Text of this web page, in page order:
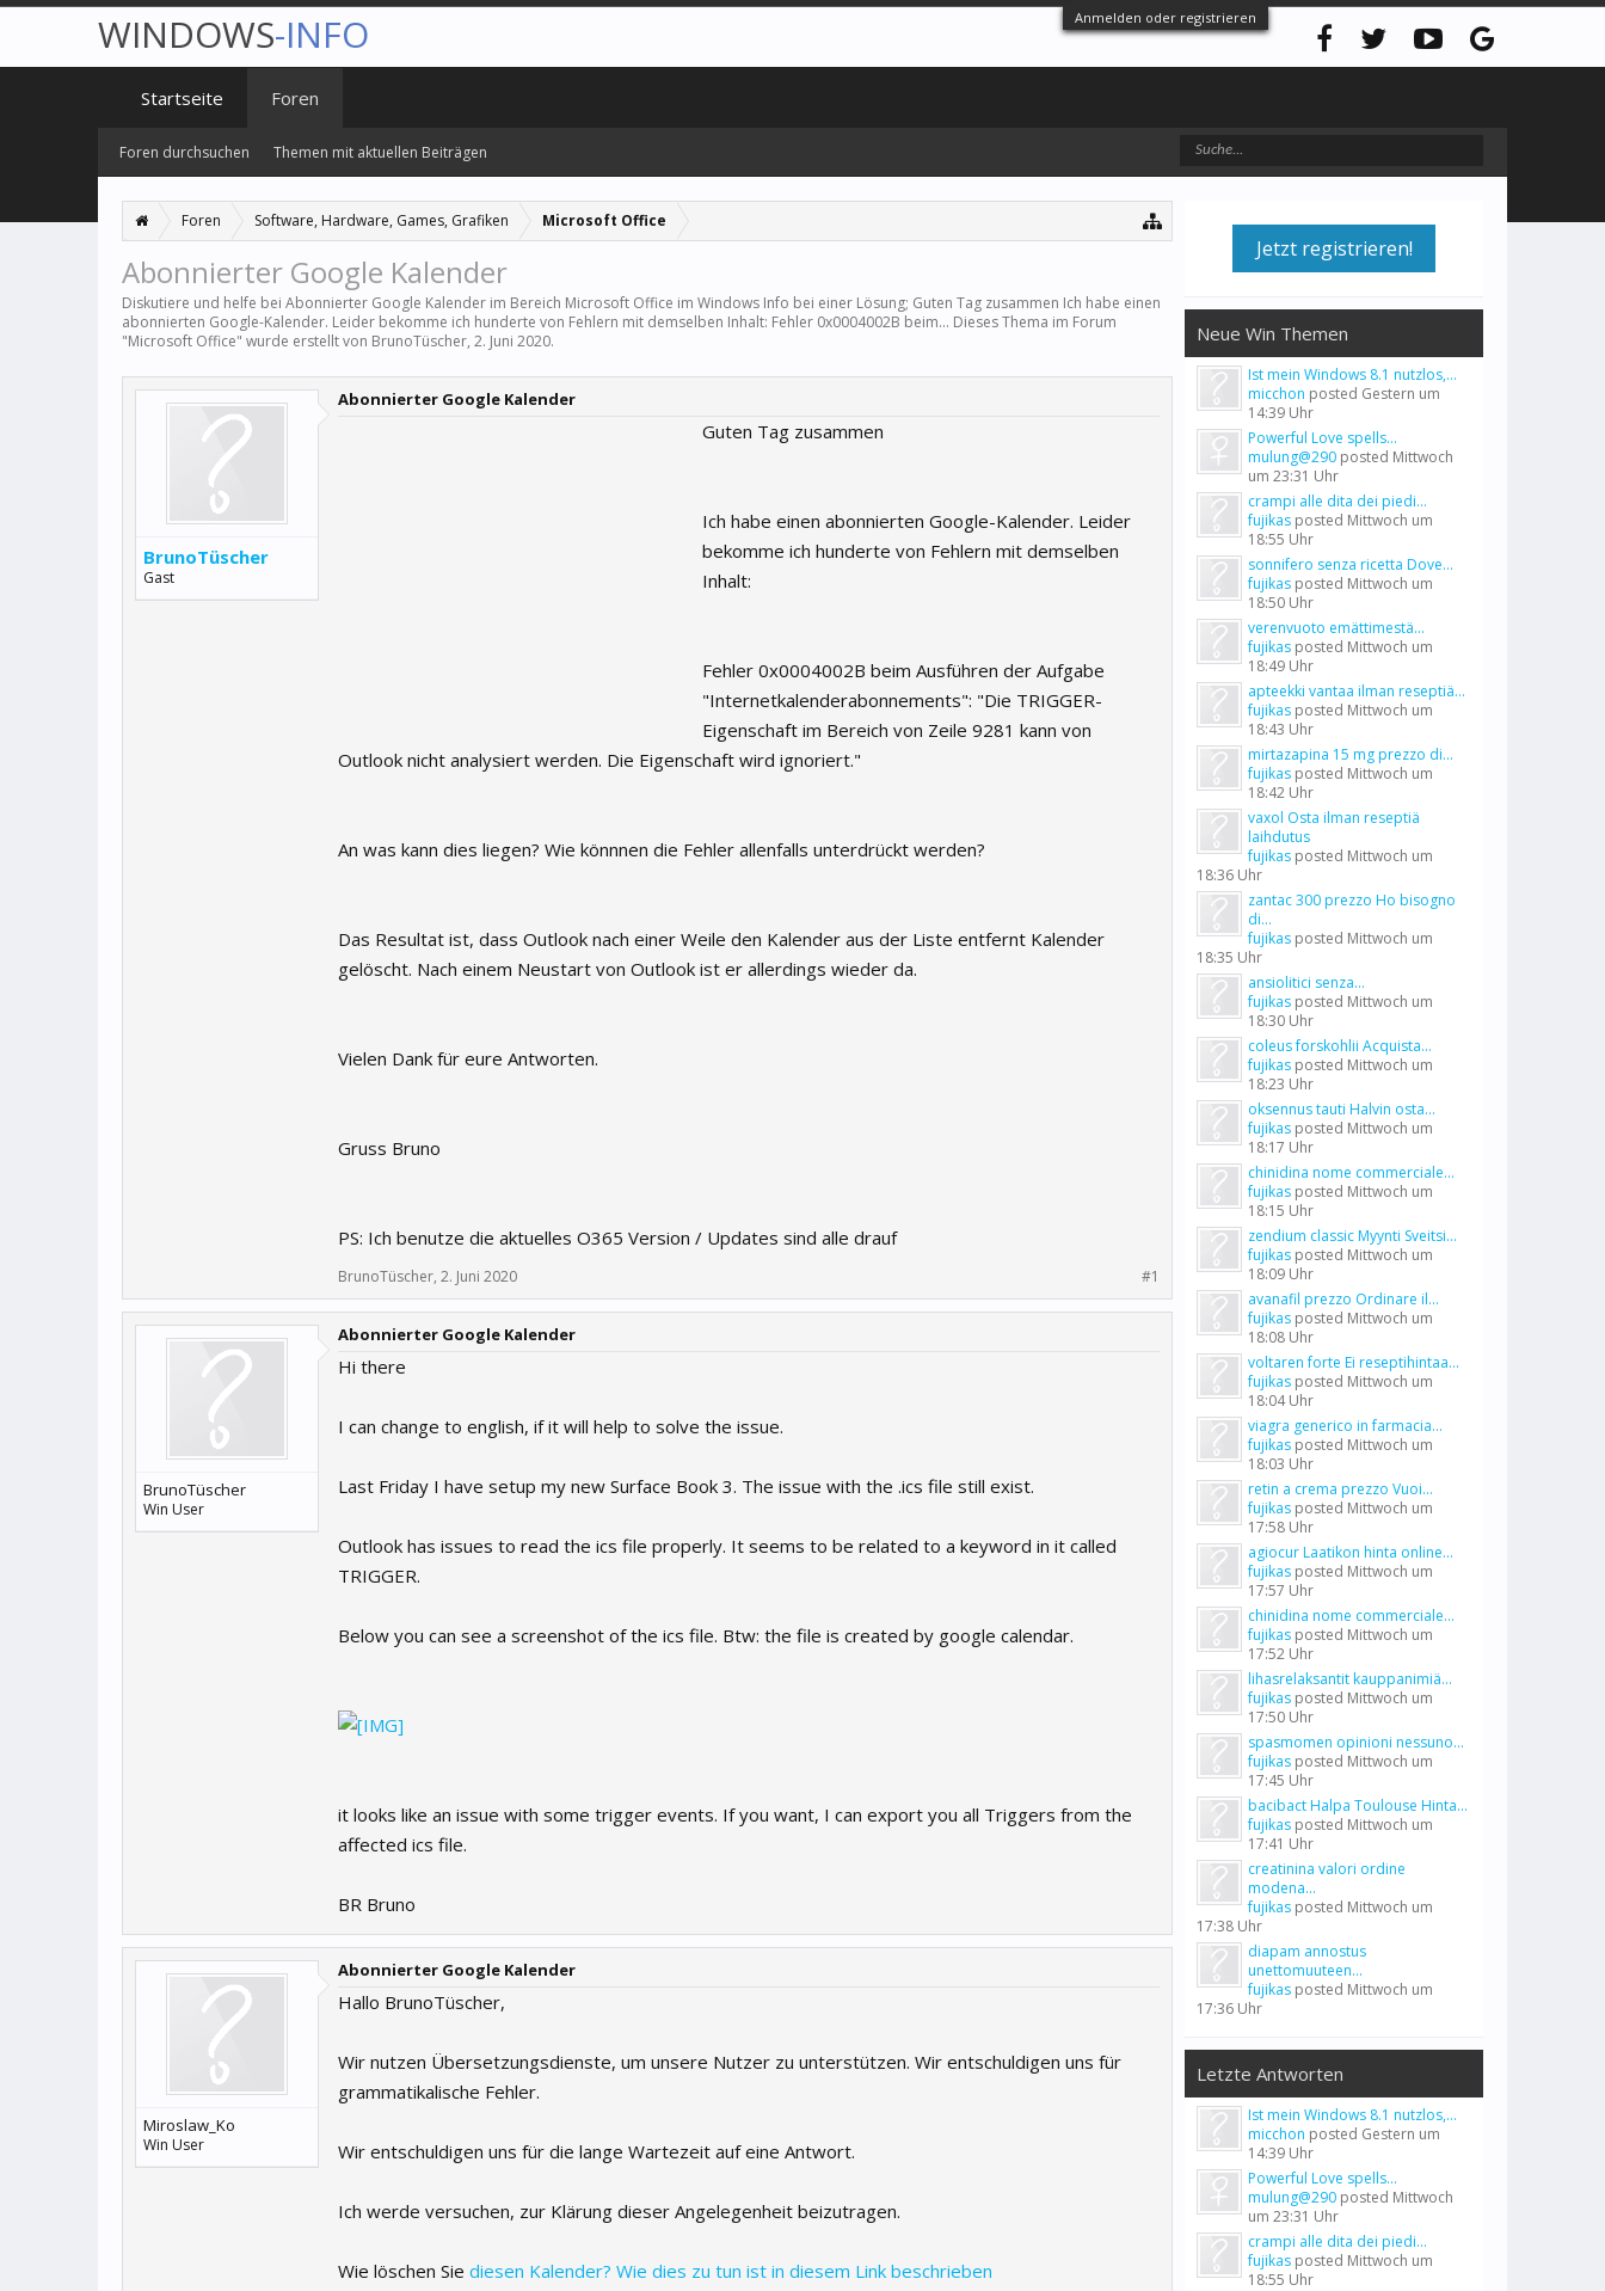
Anmelden oder registrieren
Foren Software, Hardware, Games, Grafiken Microsoft Office
Abonnierter Google Kalender
Diskutiere und helfe bei Abonnierter Google Kalender im Bereich Microsoft Office im Windows Info bei einer Lösung; Guten Tag zusammen Ich habe einen
abonnierten Google-Kalender. Leider bekomme ich hunderte von Fehlern mit demselben Inhalt: Fehler 0x0004002B beim... Dieses Thema im Forum
"Microsoft Office" wurde erstellt von BrunoTüscher, 2. Juni 2020.
BrunoTüscher
Gast
Abonnierter Google Kalender
Guten Tag zusammen
Ich habe einen abonnierten Google-Kalender. Leider
bekomme ich hunderte von Fehlern mit demselben
Inhalt:
Fehler 0x0004002B beim Ausführen der Aufgabe
"Internetkalenderabonnements": "Die TRIGGER-
Eigenschaft im Bereich von Zeile 9281 kann von
Outlook nicht analysiert werden. Die Eigenschaft wird ignoriert."
An was kann dies liegen? Wie könnnen die Fehler allenfalls unterdrückt werden?
Das Resultat ist, dass Outlook nach einer Weile den Kalender aus der Liste entfernt Kalender
gelöscht. Nach einem Neustart von Outlook ist er allerdings wieder da.
Vielen Dank für eure Antworten.
Gruss Bruno
PS: Ich benutze die aktuelles O365 Version / Updates sind alle drauf
BrunoTüscher, 2. Juni 2020 #1
BrunoTüscher
Win User
Abonnierter Google Kalender
Hi there
I can change to english, if it will help to solve the issue.
Last Friday I have setup my new Surface Book 3. The issue with the .ics file still exist.
Outlook has issues to read the ics file properly. It seems to be related to a keyword in it called
TRIGGER.
Below you can see a screenshot of the ics file. Btw: the file is created by google calendar.
it looks like an issue with some trigger events. If you want, I can export you all Triggers from the
affected ics file.
BR Bruno
Miroslaw_Ko
Win User
Abonnierter Google Kalender
Hallo BrunoTüscher,
Wir nutzen Übersetzungsdienste, um unsere Nutzer zu unterstützen. Wir entschuldigen uns für
grammatikalische Fehler.
Wir entschuldigen uns für die lange Wartezeit auf eine Antwort.
Ich werde versuchen, zur Klärung dieser Angelegenheit beizutragen.
Wie löschen Sie diesen Kalender? Wie dies zu tun ist in diesem Link beschrieben
Jetzt registrieren!
Neue Win Themen
Ist mein Windows 8.1 nutzlos,...
micchon posted Gestern um
14:39 Uhr
Powerful Love spells...
mulung@290 posted Mittwoch
um 23:31 Uhr
crampi alle dita dei piedi...
fujikas posted Mittwoch um
18:55 Uhr
sonnifero senza ricetta Dove...
fujikas posted Mittwoch um
18:50 Uhr
verenvuoto emättimestä...
fujikas posted Mittwoch um
18:49 Uhr
apteekki vantaa ilman reseptiä...
fujikas posted Mittwoch um
18:43 Uhr
mirtazapina 15 mg prezzo di...
fujikas posted Mittwoch um
18:42 Uhr
vaxol Osta ilman reseptiä
laihdutus
fujikas posted Mittwoch um
18:36 Uhr
zantac 300 prezzo Ho bisogno
di...
fujikas posted Mittwoch um
18:35 Uhr
ansiolitici senza...
fujikas posted Mittwoch um
18:30 Uhr
coleus forskohlii Acquista...
fujikas posted Mittwoch um
18:23 Uhr
oksennus tauti Halvin osta...
fujikas posted Mittwoch um
18:17 Uhr
chinidina nome commerciale...
fujikas posted Mittwoch um
18:15 Uhr
zendium classic Myynti Sveitsi...
fujikas posted Mittwoch um
18:09 Uhr
avanafil prezzo Ordinare il...
fujikas posted Mittwoch um
18:08 Uhr
voltaren forte Ei reseptihintaa...
fujikas posted Mittwoch um
18:04 Uhr
viagra generico in farmacia...
fujikas posted Mittwoch um
18:03 Uhr
retin a crema prezzo Vuoi...
fujikas posted Mittwoch um
17:58 Uhr
agiocur Laatikon hinta online...
fujikas posted Mittwoch um
17:57 Uhr
chinidina nome commerciale...
fujikas posted Mittwoch um
17:52 Uhr
lihasrelaksantit kauppanimiä...
fujikas posted Mittwoch um
17:50 Uhr
spasmomen opinioni nessuno...
fujikas posted Mittwoch um
17:45 Uhr
bacibact Halpa Toulouse Hinta...
fujikas posted Mittwoch um
17:41 Uhr
creatinina valori ordine
modena...
fujikas posted Mittwoch um
17:38 Uhr
diapam annostus
unettomuuteen...
fujikas posted Mittwoch um
17:36 Uhr
Letzte Antworten
Ist mein Windows 8.1 nutzlos,...
micchon posted Gestern um
14:39 Uhr
Powerful Love spells...
mulung@290 posted Mittwoch
um 23:31 Uhr
crampi alle dita dei piedi...
fujikas posted Mittwoch um
18:55 Uhr
WINDOWS-INFO
Startseite Foren
Foren durchsuchen Themen mit aktuellen Beiträgen